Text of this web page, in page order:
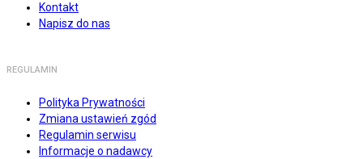
Kontakt
Napisz do nas
REGULAMIN
Polityka Prywatności
Zmiana ustawień zgód
Regulamin serwisu
Informacje o nadawcy